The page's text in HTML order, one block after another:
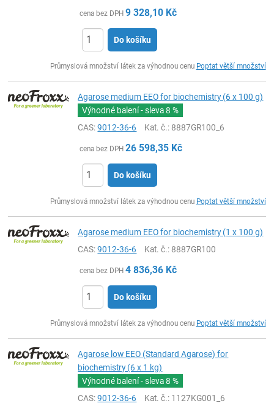
cena bez DPH 9 328,10 Kč
Do košíku
Průmyslová množství látek za výhodnou cenu Poptat větší množství
Agarose medium EEO for biochemistry (6 x 100 g)
Výhodné balení - sleva8 %
CAS:9012-36-6 Kat. č.: 8887GR100_6
cena bez DPH 26 598,35 Kč
Do košíku
Průmyslová množství látek za výhodnou cenu Poptat větší množství
Agarose medium EEO for biochemistry (1 x 100 g)
CAS:9012-36-6 Kat. č.: 8887GR100
cena bez DPH 4 836,36 Kč
Do košíku
Průmyslová množství látek za výhodnou cenu Poptat větší množství
Agarose low EEO (Standard Agarose) for
biochemistry (6 x 1 kg)
Výhodné balení - sleva8 %
CAS:9012-36-6 Kat. č.: 1127KG001_6